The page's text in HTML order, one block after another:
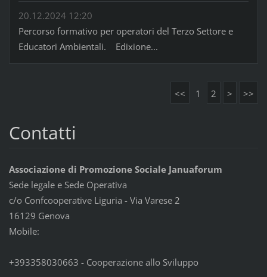
20.12.2024 12:20
Percorso formativo per operatori del Terzo Settore e
Educatori Ambientali. Edixione...
<< 1 2 > >>
Contatti
Associazione di Promozione Sociale Januaforum
Sede legale e Sede Operativa
c/o Confcooperative Liguria - Via Varese 2
16129 Genova
Mobile:
+393358030663 - Cooperazione allo Sviluppo